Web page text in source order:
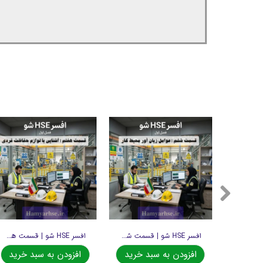
افسر HSE شو | قسمت هفتم
افزودن به سبد خرید
افسر HSE شو | قسمت ششم
افزودن به سبد خرید